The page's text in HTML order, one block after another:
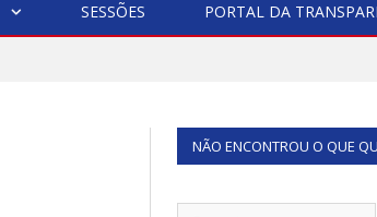
SESSÕES PORTAL DA
NÃO ENCONTROU O QUE